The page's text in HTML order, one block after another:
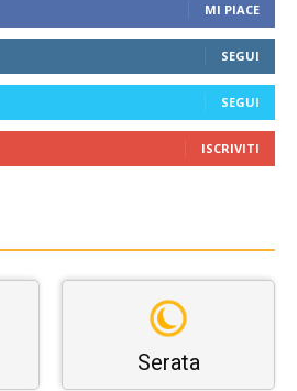
MI PIACE
SEGUI
SEGUI
ISCRIVITI
Serata